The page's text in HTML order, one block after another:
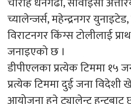
च्यालेन्जर्स, महेन्द्रनगर
विराटनगर किंग्स टोलीलाई
जनाइएको छ ।
डीपीएलका प्रत्येक टिममा १५
प्रत्येक टिममा दुई जना विदेशी